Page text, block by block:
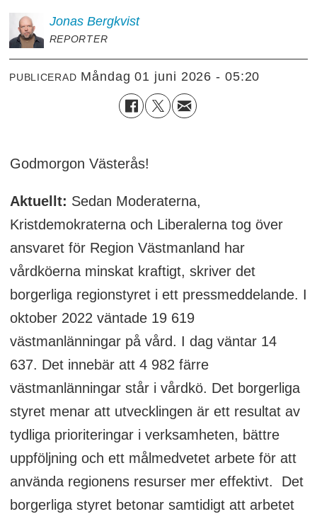
Jonas Bergkvist
REPORTER
PUBLICERAD måndag 01 juni 2026 - 05:20
Godmorgon Västerås!
Aktuellt: Sedan Moderaterna,
Kristdemokraterna och Liberalerna tog över
ansvaret för Region Västmanland har
vårdköerna minskat kraftigt, skriver det
borgerliga regionstyret i ett pressmeddelande. I
oktober 2022 väntade 19 619
västmanlänningar på vård. I dag väntar 14
637. Det innebär att 4 982 färre
västmanlänningar står i vårdkö. Det borgerliga
styret menar att utvecklingen är ett resultat av
tydliga prioriteringar i verksamheten, bättre
uppföljning och ett målmedvetet arbete för att
använda regionens resurser mer effektivt. Det
borgerliga styret betonar samtidigt att arbetet